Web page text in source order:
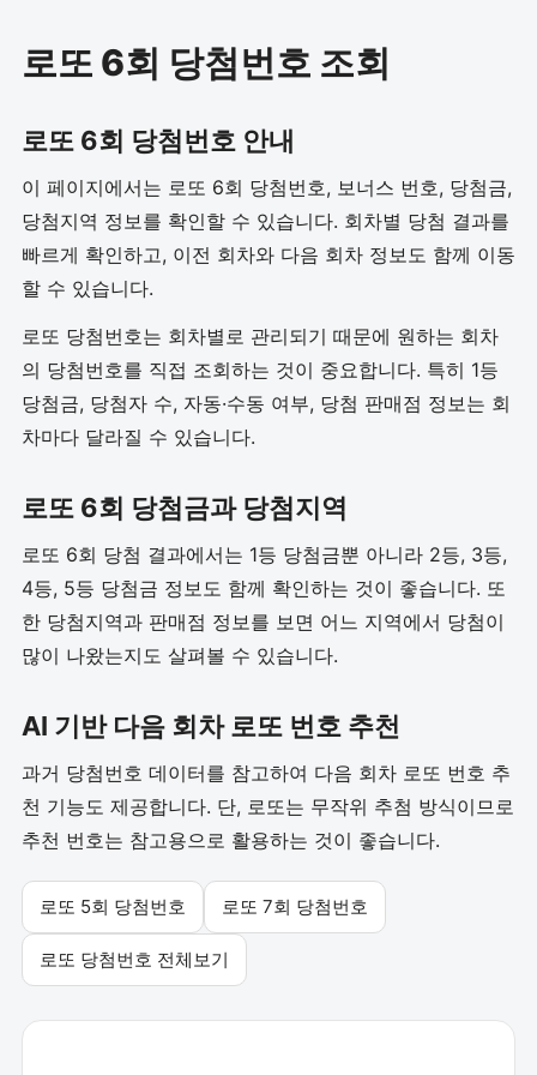
로또 6회 당첨번호 조회
로또 6회 당첨번호 안내
이 페이지에서는 로또 6회 당첨번호, 보너스 번호, 당첨금,
당첨지역 정보를 확인할 수 있습니다. 회차별 당첨 결과를
빠르게 확인하고, 이전 회차와 다음 회차 정보도 함께 이동
할 수 있습니다.
로또 당첨번호는 회차별로 관리되기 때문에 원하는 회차
의 당첨번호를 직접 조회하는 것이 중요합니다. 특히 1등
당첨금, 당첨자 수, 자동·수동 여부, 당첨 판매점 정보는 회
차마다 달라질 수 있습니다.
로또 6회 당첨금과 당첨지역
로또 6회 당첨 결과에서는 1등 당첨금뿐 아니라 2등, 3등,
4등, 5등 당첨금 정보도 함께 확인하는 것이 좋습니다. 또
한 당첨지역과 판매점 정보를 보면 어느 지역에서 당첨이
많이 나왔는지도 살펴볼 수 있습니다.
AI 기반 다음 회차 로또 번호 추천
과거 당첨번호 데이터를 참고하여 다음 회차 로또 번호 추
천 기능도 제공합니다. 단, 로또는 무작위 추첨 방식이므로
추천 번호는 참고용으로 활용하는 것이 좋습니다.
로또 5회 당첨번호 로또 7회 당첨번호
로또 당첨번호 전체보기